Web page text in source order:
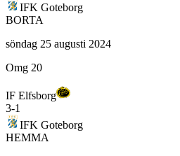
IFK Goteborg
BORTA
söndag 25 augusti 2024
Omg 20
IF Elfsborg
3-1
IFK Goteborg
HEMMA